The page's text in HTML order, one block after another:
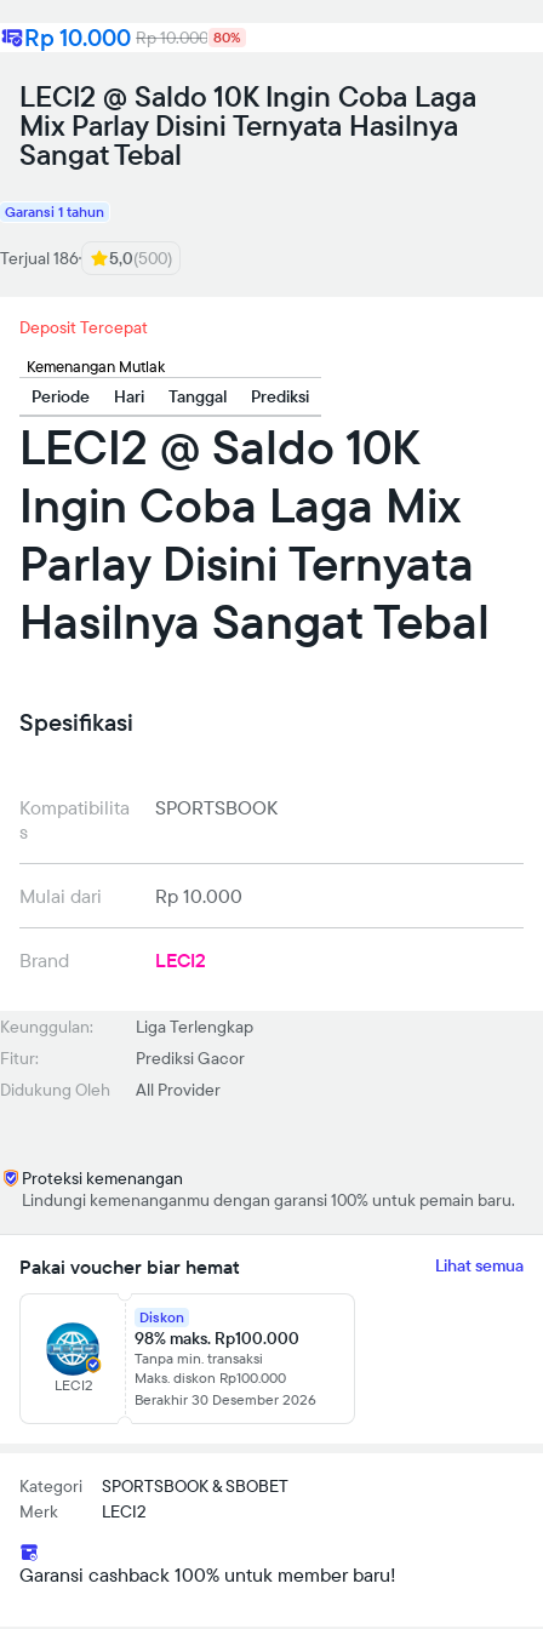
Rp 10.000 Rp 10.000 80%
LECI2 @ Saldo 10K Ingin Coba Laga
Mix Parlay Disini Ternyata Hasilnya
Sangat Tebal
Garansi 1 tahun
Terjual 186 5,0(500)
Deposit Tercepat
Kemenangan Mutlak
Periode Hari Tanggal Prediksi
LECI2 @ Saldo 10K
Ingin Coba Laga Mix
Parlay Disini Ternyata
Hasilnya Sangat Tebal
Spesifikasi
Kompatibilita
s
SPORTSBOOK
Mulai dari Rp 10.000
Brand LECI2
Keunggulan:
Liga Terlengkap
Fitur:
Prediksi Gacor
Didukung Oleh
All Provider
Proteksi kemenangan
Lindungi kemenanganmu dengan garansi 100% untuk pemain baru.
Pakai voucher biar hemat Lihat semua
LECI2
Diskon
98% maks. Rp100.000
Tanpa min. transaksi
Maks. diskon Rp100.000
Berakhir 30 Desember 2026
Kategori
SPORTSBOOK & SBOBET
Merk
LECI2
Garansi cashback 100% untuk member baru!